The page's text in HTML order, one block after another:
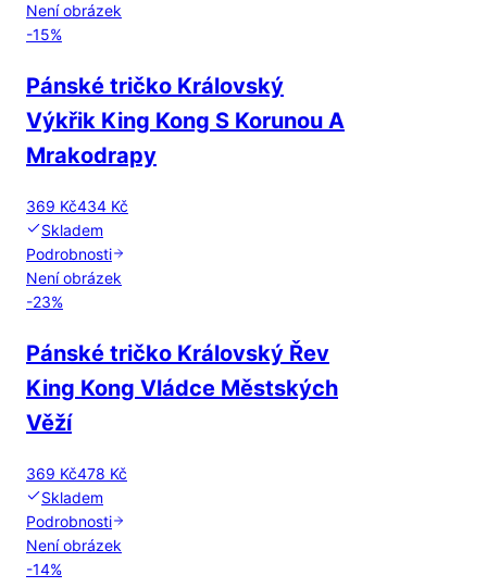
Není obrázek
-15%
Pánské tričko Královský
Výkřik King Kong S Korunou A
Mrakodrapy
369 Kč434 Kč
Skladem
Podrobnosti
Není obrázek
-23%
Pánské tričko Královský Řev
King Kong Vládce Městských
Věží
369 Kč478 Kč
Skladem
Podrobnosti
Není obrázek
-14%